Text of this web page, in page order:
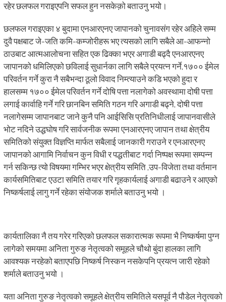
रहेर छलफल गराइएपनि सफल हुन नसकेक़ो बताउनु भयो।
छलफल गराइएका ४ बुदामा एनआरएनए जापानको चुनावसंग रहेर अहिले सम्म
दुवै पक्षबाट जे-जति कमि-कम्जोरीहरू भए त्यसको लागि सबैले आ-आफन्नो
ठाउबाट आत्मआलोचना सहित एक ढिक्का भएर अगाडी बढ्दै एनआरएनए
जापानको धमिलिएको छविलाई सुधार्नका लागि सबैले प्रयत्न गर्ने,१७०० ईमेल
परिवर्तन गर्ने कुरा नै सबैभन्दा ठूलो विवाद निम्त्याउने कडि भएको हुदा र
हालसम्म १७०० ईमेल परिवर्तन गर्ने दोषि पत्ता नलागेको अवस्थामा दोषी पत्ता
लगाई कार्वाहि गर्ने गरि छानबिन समिति गठन गरि अगाडी बढ्ने, दोषी पत्ता
नलागेसम्म जापानबाट जाने कुनै पनि आईसिसि प्रतिनिधीलाई जापानवासीले
भोट नदिने उद्धघोष गरि सार्वजनीक रूपमा एनआरएनए जापान तथा क्षेत्रीय
समितिको संयुक्त विज्ञप्ति मार्फत सबैलाई जानकारी गराउने र एनआरएनए
जापानको आगामि निर्वाचन कुन विधी र पद्धतीबाट गर्दा निष्पक्ष रूपमा सम्पन्न
गर्न सकिन्छ त्यो विषयमा गम्भिर भएर क्षेत्रीय समिति ,उप-विजेता तथा वर्तमान
कार्यसमितिबाट एउटा समिति तयार गरि गृहकार्यलाई अगाडी बढाउने र आएको
निष्कर्षलाई लागु गर्ने रहेका संयोजक शर्माले बताउनु भयो ।
कार्यतालिका नै तय गरेर गरिएको छलफल सकारात्मक रूपमा भै निष्कर्षमा पुग्न
लागेको समयमा अनिता गुरुङ नेतृत्वको समूहले चौथो बुंदा हालका लागि
आवश्यक नरहेको बताएपछि निष्कर्ष निस्कन नसकेपनि प्रयत्न जारी रहेको
शर्माले बताउनु भयो ।
यता अनिता गुरुङ नेतृत्वको समूहले क्षेत्रीय समितिले यसपूर्व नै पौडेल नेतृत्वको